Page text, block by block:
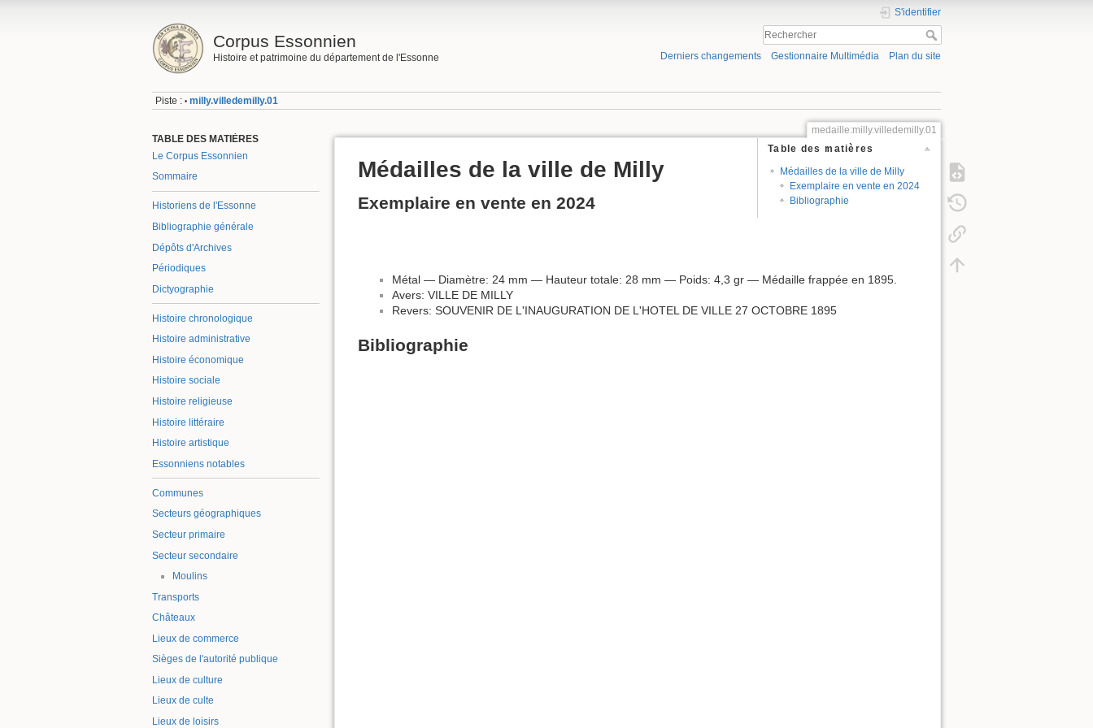
Corpus Essonnien
Histoire et patrimoine du département de l'Essonne
S'identifier
Derniers changements Gestionnaire Multimédia Plan du site
Piste : • milly.villedemilly.01
TABLE DES MATIÈRES
Le Corpus Essonnien
Sommaire
Historiens de l'Essonne
Bibliographie générale
Dépôts d'Archives
Périodiques
Dictyographie
Histoire chronologique
Histoire administrative
Histoire économique
Histoire sociale
Histoire religieuse
Histoire littéraire
Histoire artistique
Essonniens notables
Communes
Secteurs géographiques
Secteur primaire
Secteur secondaire
Moulins
Transports
Châteaux
Lieux de commerce
Sièges de l'autorité publique
Lieux de culture
Lieux de culte
Lieux de loisirs
medaille:milly.villedemilly.01
Table des matières
Médailles de la ville de Milly
Exemplaire en vente en 2024
Bibliographie
Médailles de la ville de Milly
Exemplaire en vente en 2024
Métal — Diamètre: 24 mm — Hauteur totale: 28 mm — Poids: 4,3 gr — Médaille frappée en 1895.
Avers: VILLE DE MILLY
Revers: SOUVENIR DE L'INAUGURATION DE L'HOTEL DE VILLE 27 OCTOBRE 1895
Bibliographie